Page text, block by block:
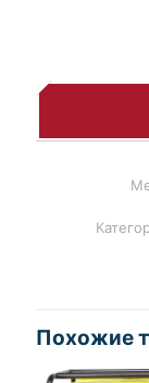
Похожие